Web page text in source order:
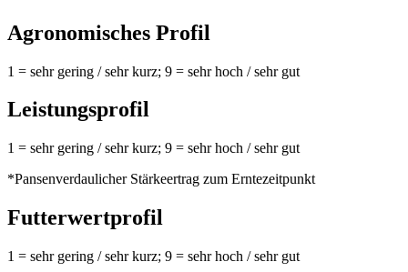
Agronomisches Profil
1 = sehr gering / sehr kurz; 9 = sehr hoch / sehr gut
Leistungsprofil
1 = sehr gering / sehr kurz; 9 = sehr hoch / sehr gut
*Pansenverdaulicher Stärkeertrag zum Erntezeitpunkt
Futterwertprofil
1 = sehr gering / sehr kurz; 9 = sehr hoch / sehr gut